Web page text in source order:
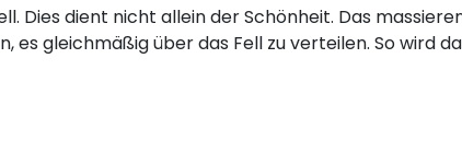
Dies dient nicht allein der Schönheit. Das
gleichmäßig über das Fell zu verteilen. So wird